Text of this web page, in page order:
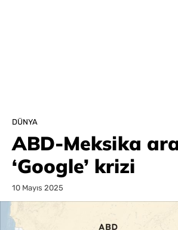
DÜNYA
ABD-Meksika
‘Google’ krizi
10 Mayıs 2025